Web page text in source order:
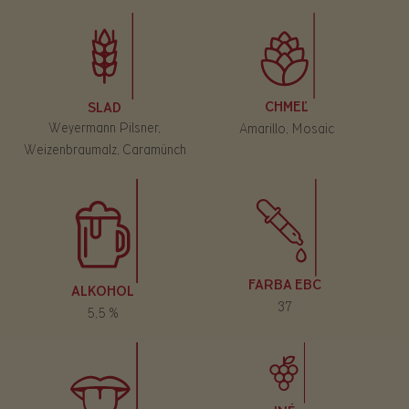
SLAD
Weyermann Pilsner,
Weizenbraumalz, Caramünch
CHMEĽ
Amarillo, Mosaic
ALKOHOL
5,5 %
FARBA EBC
37